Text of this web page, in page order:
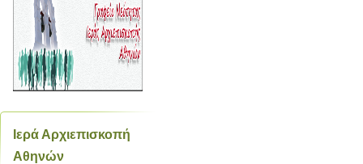
Ιερά Αρχιεπισκοπή
Αθηνών